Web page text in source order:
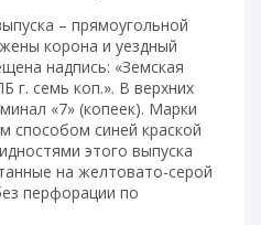
– прямоугольной
корона и уездный
надпись: «Земская
г. семь коп.». В верхних
«7» (копеек). Марки
способом синей краской
этого выпуска
на желтовато-серой
перфорации по